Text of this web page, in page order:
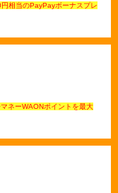
相当のPayPayボーナスプレ
マネーWAONポイントを最大